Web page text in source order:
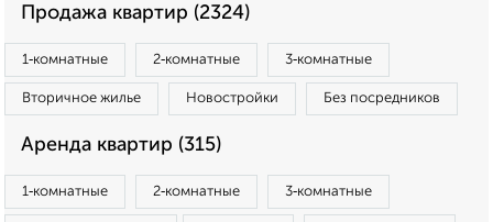
Продажа квартир (2324)
1‑комнатные 2‑комнатные 3‑комнатные
Вторичное жилье Новостройки Без посредников
Аренда квартир (315)
1‑комнатные 2‑комнатные 3‑комнатные